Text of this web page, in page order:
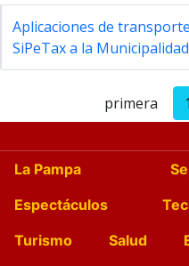
Aplicaciones de
SiPeTax a la Municipalidad
primera 1
La Pampa
Espectáculos
Turismo
Salud